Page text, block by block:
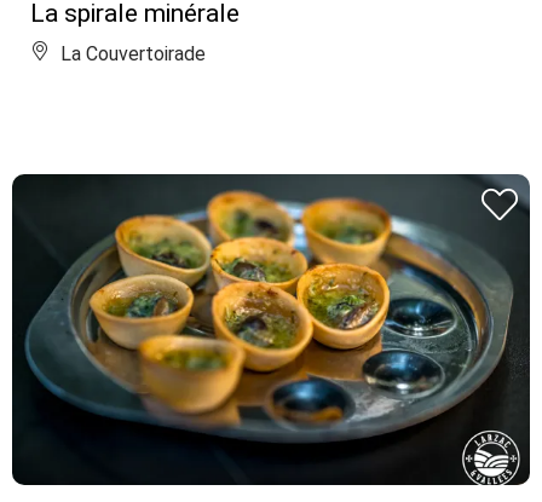
La spirale minérale
La Couvertoirade